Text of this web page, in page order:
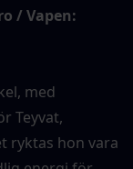
/ Vapen:
med
Teyvat,
ryktas hon vara